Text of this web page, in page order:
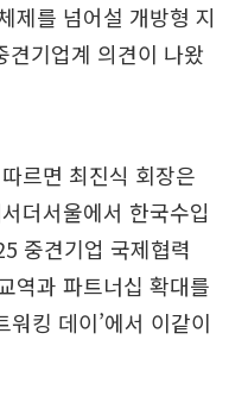
제를 넘어설 개방형 지
견기업계 의견이 나왔
르면 최진식 회장은
더서울에서 한국수입
중견기업 국제협력
역과 파트너십 확대를
킹 데이’에서 이같이